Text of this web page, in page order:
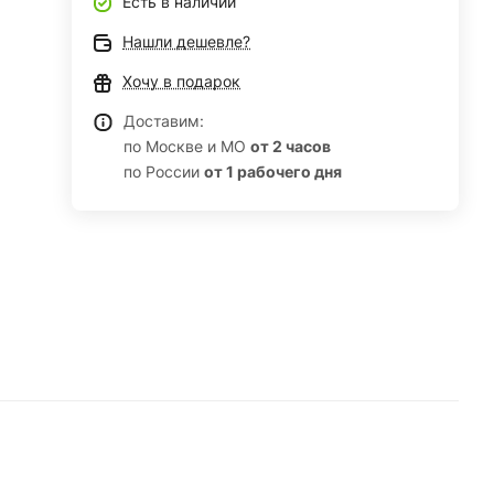
Нашли дешевле?
Хочу в подарок
Доставим:
по Москве и МОот 2 часов
по Россииот 1 рабочего дня